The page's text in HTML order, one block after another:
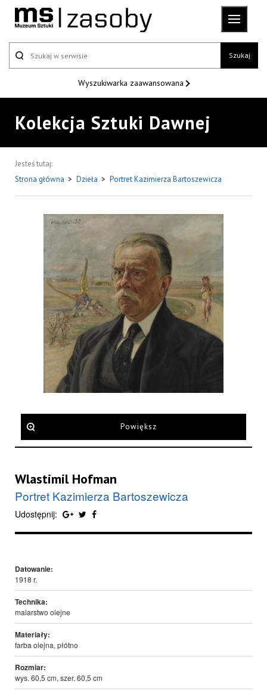
Szukaj
Wyszukiwarka zaawansowana
Kolekcja Sztuki Dawnej
Jesteś tutaj:
Strona główna > Dzieła > Portret Kazimierza Bartoszewicza
Powiększ
Wlastimil Hofman
Portret Kazimierza Bartoszewicza
Udostępnij:
Datowanie:
1918 r.
Technika:
malarstwo olejne
Materiały:
farba olejna, płótno
Rozmiar:
wys. 60,5 cm, szer. 60,5 cm